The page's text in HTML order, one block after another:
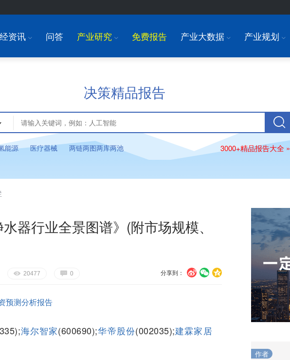
资讯 I 问答 产业研究 I 免费报告 产业大数据 I 产业规划 I
决策精品报告
能源 医疗器械 两链两图两库两池 3000+精品报告大全 »
器行业全景图谱》(附市场规模、
U V c
分享到：
E 20477 G 0
预测分析报告
海尔智家(600690);华帝股份(002035);建霖家居
作者